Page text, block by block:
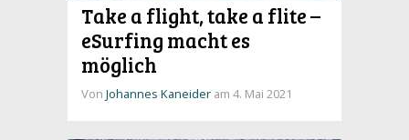
Take a flight, take a flite –
eSurfing macht es
möglich
Von Johannes Kaneider am 4. Mai 2021